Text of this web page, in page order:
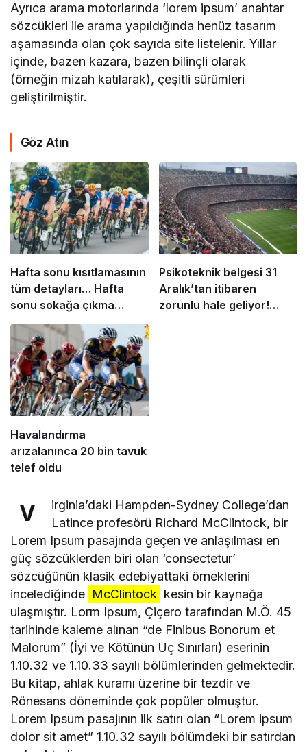
Ayrıca arama motorlarında ‘lorem ipsum’ anahtar
sözcükleri ile arama yapıldığında henüz tasarım
aşamasında olan çok sayıda site listelenir. Yıllar
içinde, bazen kazara, bazen bilinçli olarak
(örneğin mizah katılarak), çeşitli sürümleri
geliştirilmiştir.
Göz Atın
Hafta sonu kısıtlamasının
tüm detayları… Hafta
sonu sokağa çıkma
yasağı nasıl olacak?
Psikoteknik belgesi 31
Aralık’tan itibaren
zorunlu hale geliyor!
Havalandırma
arızalanınca 20 bin tavuk
telef oldu
V
irginia’daki Hampden-Sydney College’dan
Latince profesörü Richard McClintock, bir
Lorem Ipsum pasajında geçen ve anlaşılması en
güç sözcüklerden biri olan ‘consectetur’
sözcüğünün klasik edebiyattaki örneklerini
incelediğinde McClintock kesin bir kaynağa
ulaşmıştır. Lorm Ipsum, Çiçero tarafından M.Ö. 45
tarihinde kaleme alınan “de Finibus Bonorum et
Malorum” (İyi ve Kötünün Uç Sınırları) eserinin
1.10.32 ve 1.10.33 sayılı bölümlerinden gelmektedir.
Bu kitap, ahlak kuramı üzerine bir tezdir ve
Rönesans döneminde çok popüler olmuştur.
Lorem Ipsum pasajının ilk satırı olan “Lorem ipsum
dolor sit amet” 1.10.32 sayılı bölümdeki bir satırdan